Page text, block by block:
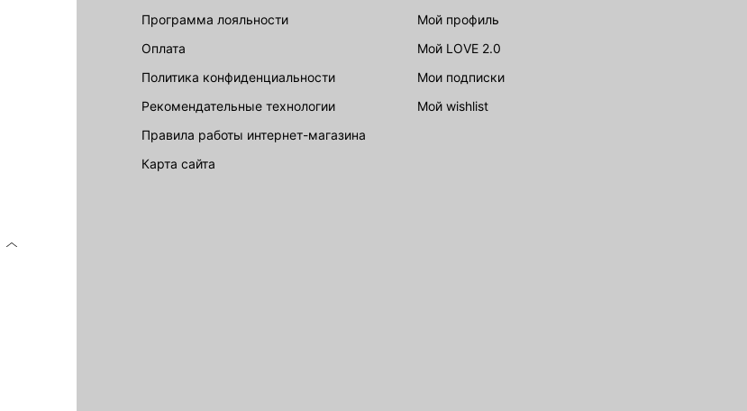
Программа лояльности
Оплата
Политика конфиденциальности
Рекомендательные технологии
Правила работы интернет-магазина
карта сайта
Мой профиль
Мой LOVE 2.0
Мои подписки
Мой wishlist